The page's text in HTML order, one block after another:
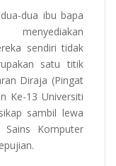
dua ibu bapa
menyediakan
sendiri tidak
satu titik
Diraja (Pingat
Ke-13 Universiti
sambil lewa
Komputer